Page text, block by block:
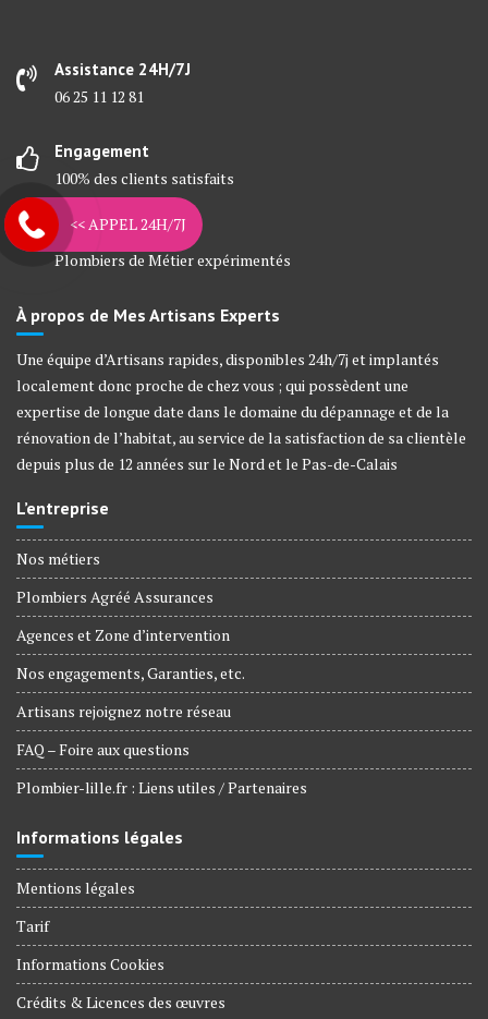
Assistance 24H/7J
06 25 11 12 81
Engagement
100% des clients satisfaits
Artisans Experts
Plombiers de Métier expérimentés
À propos de Mes Artisans Experts
Une équipe d’Artisans rapides, disponibles 24h/7j et implantés
localement donc proche de chez vous ; qui possèdent une
expertise de longue date dans le domaine du dépannage et de la
rénovation de l’habitat, au service de la satisfaction de sa clientèle
depuis plus de 12 années sur le Nord et le Pas-de-Calais
L’entreprise
Nos métiers
Plombiers Agréé Assurances
Agences et Zone d’intervention
Nos engagements, Garanties, etc.
Artisans rejoignez notre réseau
FAQ – Foire aux questions
Plombier-lille.fr : Liens utiles / Partenaires
Informations légales
Mentions légales
Tarif
Informations Cookies
Crédits & Licences des œuvres
<< APPEL 24H/7J